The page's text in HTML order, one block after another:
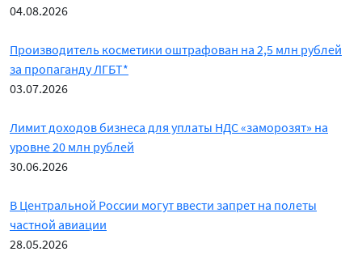
04.08.2026
Производитель косметики оштрафован на 2,5 млн рублей
за пропаганду ЛГБТ*
03.07.2026
Лимит доходов бизнеса для уплаты НДС «заморозят» на
уровне 20 млн рублей
30.06.2026
В Центральной России могут ввести запрет на полеты
частной авиации
28.05.2026